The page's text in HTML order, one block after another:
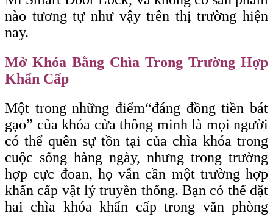
nào tương tự như vậy trên thị trường hiện
nay.
Mở Khóa Bằng Chìa Trong Trường Hợp
Khẩn Cấp
Một trong những điểm“đáng đồng tiền bát
gạo” của khóa cửa thông minh là mọi người
có thể quên sự tồn tại của chìa khóa trong
cuộc sống hàng ngày, nhưng trong trường
hợp cực đoan, họ vẫn cần một trường hợp
khẩn cấp vật lý truyền thống. Bạn có thể đặt
hai chìa khóa khẩn cấp trong văn phòng